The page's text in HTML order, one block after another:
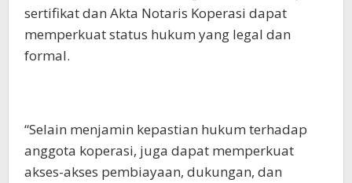
sertifikat dan Akta Notaris Koperasi dapat
memperkuat status hukum yang legal dan
formal.
“Selain menjamin kepastian hukum terhadap
anggota koperasi, juga dapat memperkuat
akses-akses pembiayaan, dukungan, dan